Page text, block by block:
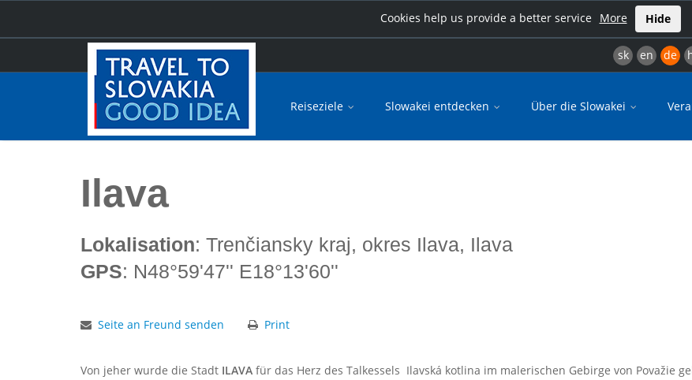
Cookies help us provide a better service More Hide
sk en de
Reiseziele Slowakei entdecken Über die Slowakei
Hauptseite Ilava
Ilava
Lokalisation: Trenčiansky kraj, okres Ilava, Ilava
GPS: N48°59'47'' E18°13'60''
Seite an Freund senden Print
Von jeher wurde die Stadt ILAVA für das Herz des Talkessels Ilavská kotlina im malerischen Gebirge von Považie